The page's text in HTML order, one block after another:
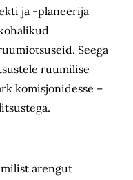
ja -planeerija
Seega
ruumilise
komisjonidesse –
arengut